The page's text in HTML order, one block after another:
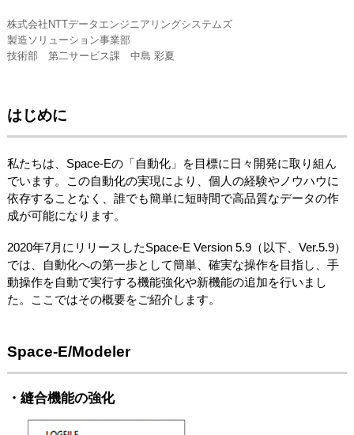
株式会社NTTデータエンジニアリングシステムズ
製造ソリューション事業部
技術部 第二サービス課 中島 彩夏
はじめに
私たちは、Space-Eの「自動化」を目標に日々開発に取り組ん
でいます。この自動化の実現により、個人の経験やノウハウに
依存することなく、誰でも簡単に短時間で高品質なデータの作
成が可能になります。
2020年7月にリリースしたSpace-E Version 5.9（以下、Ver.5.9）
では、自動化への第一歩として簡単、確実な操作を目指し、手
動操作を自動で実行する機能強化や新機能の追加を行いまし
た。ここではその概要をご紹介します。
Space-E/Modeler
・縫合機能の強化